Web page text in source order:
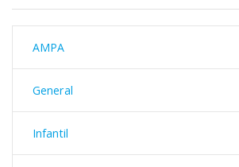
AMPA
General
Infantil